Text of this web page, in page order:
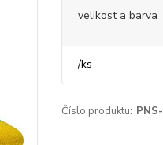
velikost a barva
/ks
Číslo produktu: